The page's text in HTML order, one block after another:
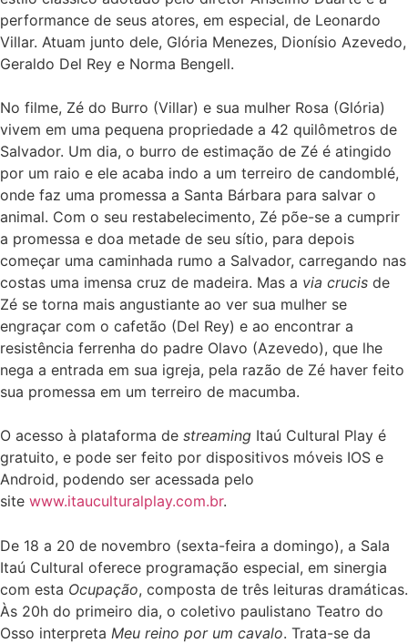
performance de seus atores, em especial, de Leonardo
Villar. Atuam junto dele, Glória Menezes, Dionísio Azevedo,
Geraldo Del Rey e Norma Bengell.
No filme, Zé do Burro (Villar) e sua mulher Rosa (Glória)
vivem em uma pequena propriedade a 42 quilômetros de
Salvador. Um dia, o burro de estimação de Zé é atingido
por um raio e ele acaba indo a um terreiro de candomblé,
onde faz uma promessa a Santa Bárbara para salvar o
animal. Com o seu restabelecimento, Zé põe-se a cumprir
a promessa e doa metade de seu sítio, para depois
começar uma caminhada rumo a Salvador, carregando nas
costas uma imensa cruz de madeira. Mas a via crucis de
Zé se torna mais angustiante ao ver sua mulher se
engraçar com o cafetão (Del Rey) e ao encontrar a
resistência ferrenha do padre Olavo (Azevedo), que lhe
nega a entrada em sua igreja, pela razão de Zé haver feito
sua promessa em um terreiro de macumba.
O acesso à plataforma de streaming Itaú Cultural Play é
gratuito, e pode ser feito por dispositivos móveis IOS e
Android, podendo ser acessada pelo
site www.itauculturalplay.com.br.
De 18 a 20 de novembro (sexta-feira a domingo), a Sala
Itaú Cultural oferece programação especial, em sinergia
com esta Ocupação, composta de três leituras dramáticas.
Às 20h do primeiro dia, o coletivo paulistano Teatro do
Osso interpreta Meu reino por um cavalo. Trata-se da